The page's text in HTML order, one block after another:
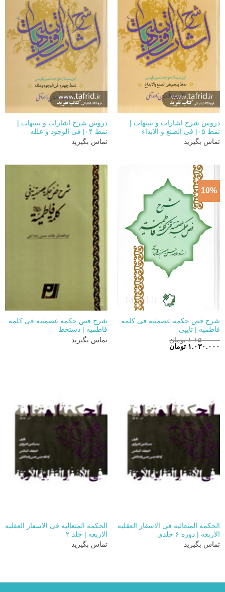
دروس شرح اشارات و تنبیهات |
نمط ۰۵| فی الصنع و الابداء
تماس بگیرید
دروس شرح اشارات و تنبیهات |
نمط ۰۴| فی الوجود و علله
تماس بگیرید
10%
شرح فص حکمه عصمتیه فی کلمه
فاطمیه | تایپی
۱.۱۵۰.۰۰۰ تومان
قیمت
۱.۰۳۰.۰۰۰ تومانقیمت
شرح فص حکمه عصمتیه فی کلمه
فاطمیه | دستخط
تماس بگیرید
الحکمه المتعالیه فی الاسفار العقلیه
الاربعه | دوره ۶ جلدی
تماس بگیرید
الحکمه المتعالیه فی الاسفار العقلیه
الاربعه | جلد ۲
تماس بگیرید